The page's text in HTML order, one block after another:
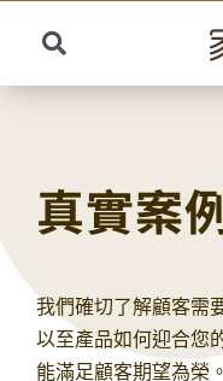
content
Toggle
Navigation
Search
真實案
我們確切了解顧客需
以至產品如何迎合您
能滿足顧客期望為榮。